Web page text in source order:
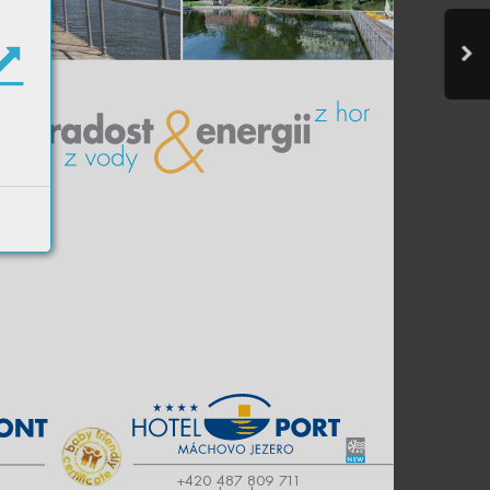
+420 487 809 71 1